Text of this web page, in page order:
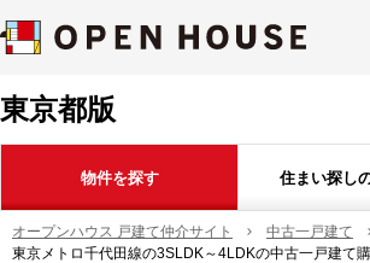
東京都版
物件を探す 住まい探し
オープンハウス 戸建て仲介サイト 中古一戸建て
東京メトロ千代田線の3SLDK～4LDKの中古一戸建て